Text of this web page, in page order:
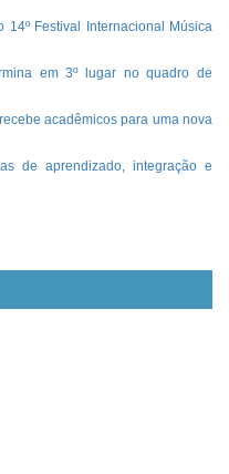
Festival Internacional Música
em 3º lugar no quadro de
acadêmicos para uma nova
de aprendizado, integração e